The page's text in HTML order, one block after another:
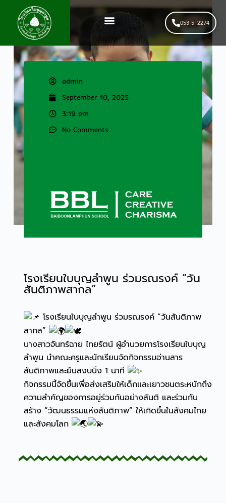
053-512274
admin
September 10, 2025
3:19 pm
No Comments
โรงเรียนใบบุญลำพูน ร่วมรณรงค์ “วัน
สันติภาพสากล”
โรงเรียนใบบุญลำพูน ร่วมรณรงค์ “วันสันติภาพ
สากล”
นางสาวจันทร์ฉาย ไทยรัตน์ ผู้อำนวยการโรงเรียนใบบุญ
ลำพูน นำคณะครูและนักเรียนจัดกิจกรรมอ่านสาร
สันติภาพและยืนสงบนิ่ง 1 นาที
กิจกรรมนี้จัดขึ้นเพื่อส่งเสริมให้เด็กและเยาวชนตระหนักถึง
ความสำคัญของการอยู่ร่วมกันอย่างสันติ และร่วมกัน
สร้าง “วัฒนธรรมแห่งสันติภาพ” ให้เกิดขึ้นในสังคมไทย
และสังคมโลก